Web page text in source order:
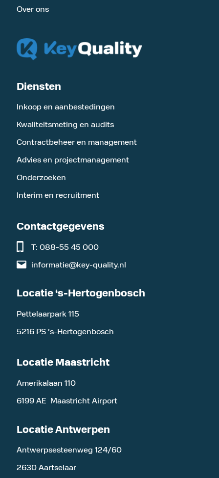
Over ons
Diensten
Inkoop en aanbestedingen
Kwaliteitsmeting en audits
Contractbeheer en management
Advies en projectmanagement
Onderzoeken
Interim en recruitment
Contactgegevens
T: 088-55 45 000
informatie@key-quality.nl
Locatie ‘s-Hertogenbosch
Pettelaarpark 115
5216 PS ’s-Hertogenbosch
Locatie Maastricht
Amerikalaan 110
6199 AE Maastricht Airport
Locatie Antwerpen
Antwerpsesteenweg 124/60
2630 Aartselaar